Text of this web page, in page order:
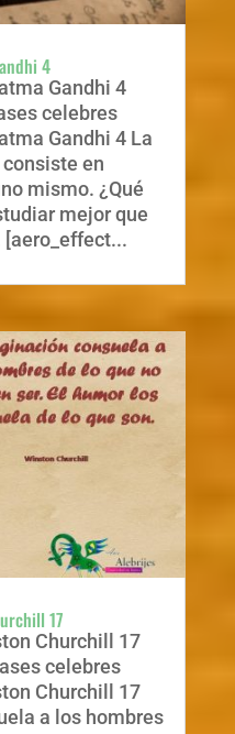
4
Gandhi 4
celebres
Gandhi 4 La
en
mismo. ¿Qué
mejor que
17
Churchill 17
celebres
Churchill 17
a los hombres